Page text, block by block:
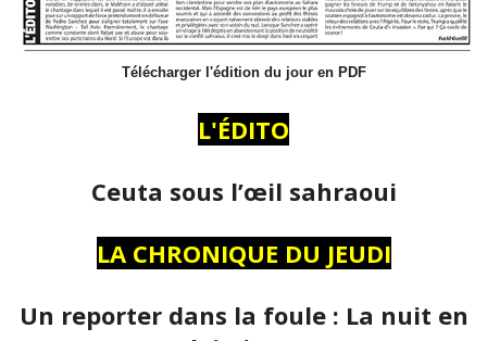
Télécharger l'édition du jour en PDF
L'ÉDITO
Ceuta sous l’œil sahraoui
LA CHRONIQUE DU JEUDI
Un reporter dans la foule : La nuit en